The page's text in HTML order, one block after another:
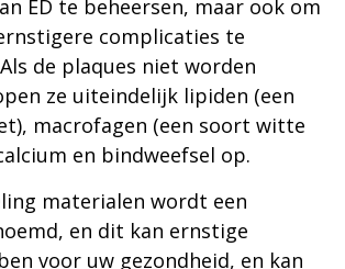
ED te beheersen, maar ook om
complicaties te
de plaques niet worden
ze uiteindelijk lipiden (een
macrofagen (een soort witte
en bindweefsel op.
materialen wordt een
en dit kan ernstige
voor uw gezondheid, en kan